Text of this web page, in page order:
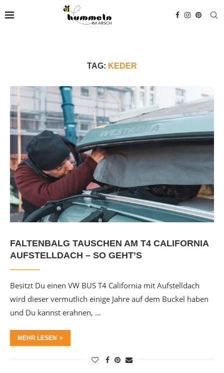
TAG: KEDER
FALTENBALG TAUSCHEN AM T4 CALIFORNIA
AUFSTELLDACH – SO GEHT’S
Besitzt Du einen VW BUS T4 California mit Aufstelldach
wird dieser vermutlich einige Jahre auf dem Buckel haben
und Du kannst erahnen, …
MEHR LESEN